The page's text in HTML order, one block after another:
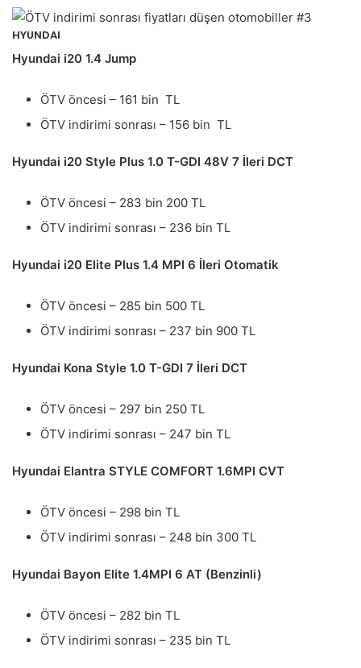
HYUNDAI
Hyundai i20 1.4 Jump
ÖTV öncesi – 161 bin TL
ÖTV indirimi sonrası – 156 bin TL
Hyundai i20 Style Plus 1.0 T-GDI 48V 7 İleri DCT
ÖTV öncesi – 283 bin 200 TL
ÖTV indirimi sonrası – 236 bin TL
Hyundai i20 Elite Plus 1.4 MPI 6 İleri Otomatik
ÖTV öncesi – 285 bin 500 TL
ÖTV indirimi sonrası – 237 bin 900 TL
Hyundai Kona Style 1.0 T-GDI 7 İleri DCT
ÖTV öncesi – 297 bin 250 TL
ÖTV indirimi sonrası – 247 bin TL
Hyundai Elantra STYLE COMFORT 1.6MPI CVT
ÖTV öncesi – 298 bin TL
ÖTV indirimi sonrası – 248 bin 300 TL
Hyundai Bayon Elite 1.4MPI 6 AT (Benzinli)
ÖTV öncesi – 282 bin TL
ÖTV indirimi sonrası – 235 bin TL